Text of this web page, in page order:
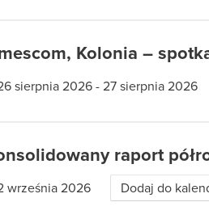
Kolonia –
sierpnia 2026 - 27 sierpnia 2026
raport
września 2026 Dodaj do